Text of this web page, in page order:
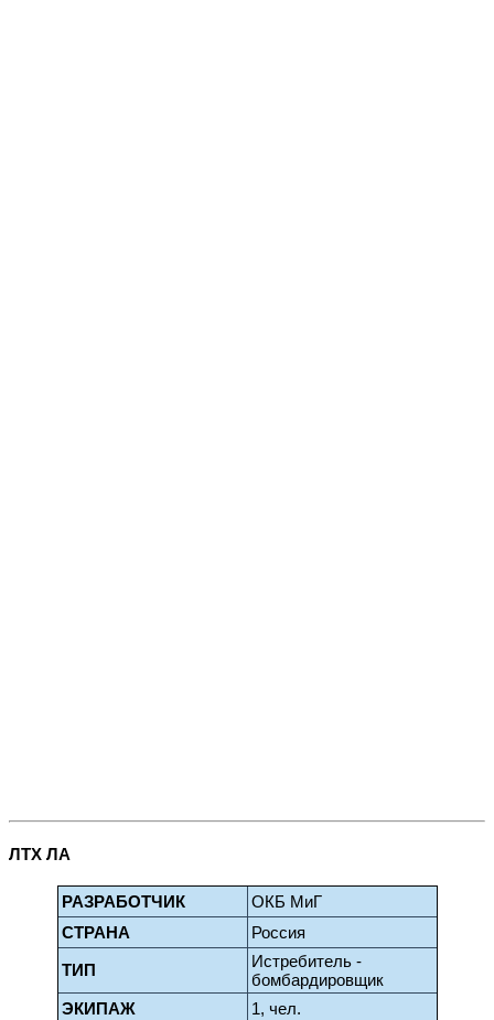
ЛТХ ЛА
РАЗРАБОТЧИК
ОКБ МиГ
СТРАНА
Россия
ТИП
Истребитель -
бомбардировщик
ЭКИПАЖ
1, чел.